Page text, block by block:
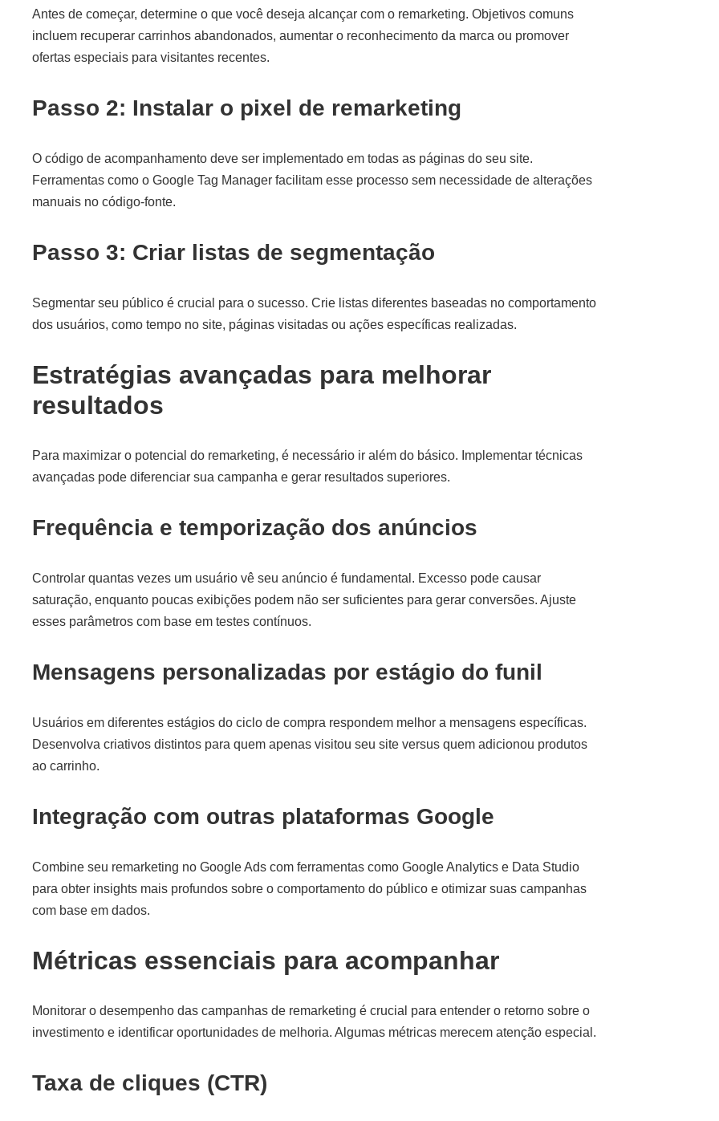
Antes de começar, determine o que você deseja alcançar com o remarketing. Objetivos comuns
incluem recuperar carrinhos abandonados, aumentar o reconhecimento da marca ou promover
ofertas especiais para visitantes recentes.
Passo 2: Instalar o pixel de remarketing
O código de acompanhamento deve ser implementado em todas as páginas do seu site.
Ferramentas como o Google Tag Manager facilitam esse processo sem necessidade de alterações
manuais no código-fonte.
Passo 3: Criar listas de segmentação
Segmentar seu público é crucial para o sucesso. Crie listas diferentes baseadas no comportamento
dos usuários, como tempo no site, páginas visitadas ou ações específicas realizadas.
Estratégias avançadas para melhorar
resultados
Para maximizar o potencial do remarketing, é necessário ir além do básico. Implementar técnicas
avançadas pode diferenciar sua campanha e gerar resultados superiores.
Frequência e temporização dos anúncios
Controlar quantas vezes um usuário vê seu anúncio é fundamental. Excesso pode causar
saturação, enquanto poucas exibições podem não ser suficientes para gerar conversões. Ajuste
esses parâmetros com base em testes contínuos.
Mensagens personalizadas por estágio do funil
Usuários em diferentes estágios do ciclo de compra respondem melhor a mensagens específicas.
Desenvolva criativos distintos para quem apenas visitou seu site versus quem adicionou produtos
ao carrinho.
Integração com outras plataformas Google
Combine seu remarketing no Google Ads com ferramentas como Google Analytics e Data Studio
para obter insights mais profundos sobre o comportamento do público e otimizar suas campanhas
com base em dados.
Métricas essenciais para acompanhar
Monitorar o desempenho das campanhas de remarketing é crucial para entender o retorno sobre o
investimento e identificar oportunidades de melhoria. Algumas métricas merecem atenção especial.
Taxa de cliques (CTR)